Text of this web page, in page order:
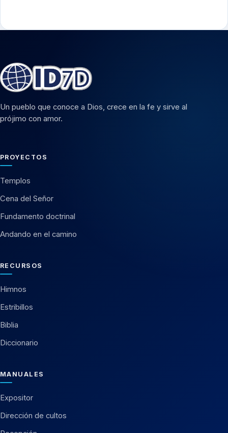
Un pueblo que conoce a Dios, crece en la fe y sirve al
prójimo con amor.
PROYECTOS
Templos
Cena del Señor
Fundamento doctrinal
Andando en el camino
RECURSOS
Himnos
Estribillos
Biblia
Diccionario
MANUALES
Expositor
Dirección de cultos